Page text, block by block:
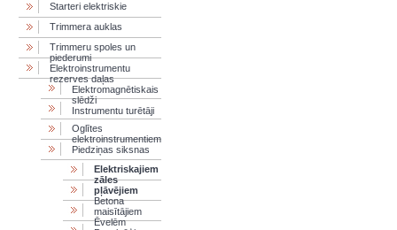
Starteri elektriskie
Trimmera auklas
Trimmeru spoles un
piederumi
Elektroinstrumentu
rezerves daļas
Elektromagnētiskais
slēdži
Instrumentu turētāji
Oglītes
elektroinstrumentiem
Piedziņas siksnas
Elektriskajiem
zāles
pļāvējiem
Betona
maisītājiem
Ēvelēm